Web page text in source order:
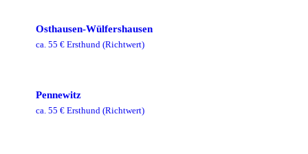
Osthausen-Wülfershausen
ca. 55 € Ersthund (Richtwert)
Pennewitz
ca. 55 € Ersthund (Richtwert)